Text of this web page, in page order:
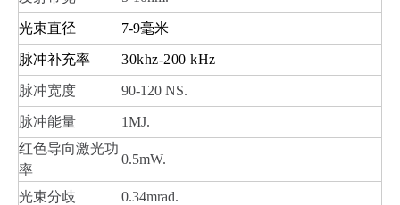
光束直径 7-9毫米
脉冲补充率 30khz-200 kHz
脉冲宽度 90-120 NS.
脉冲能量
1MJ.
红色导向激光功
率
0.5mW.
光束分歧 0.34mrad.